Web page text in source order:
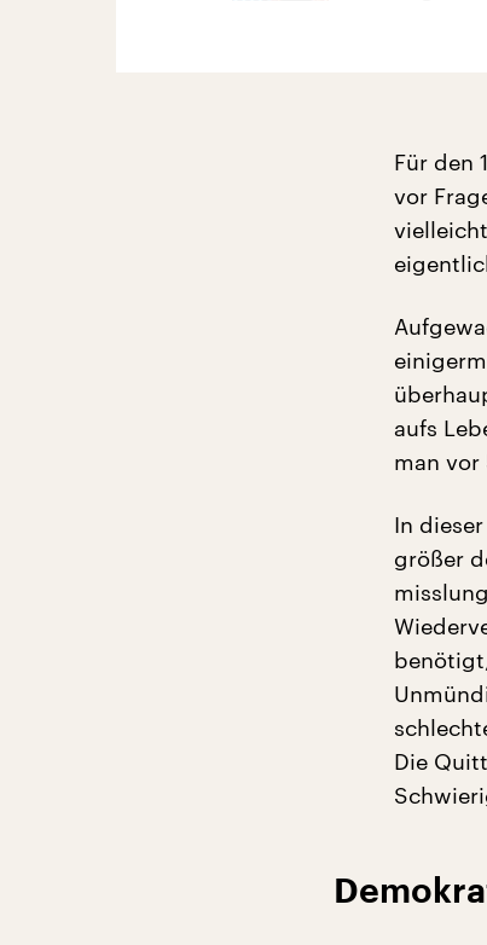
Für den
vor
aufs
man vor
In
größer
Die